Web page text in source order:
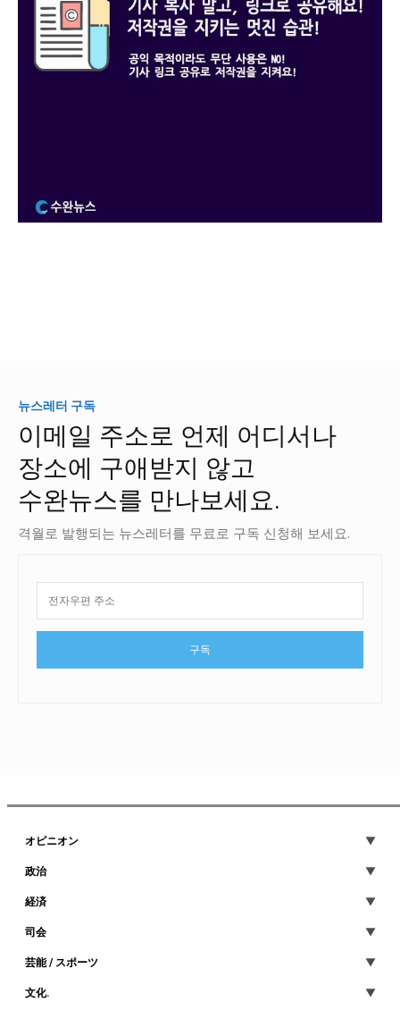
뉴스레터 구독
이메일 주소로 언제 어디서나
장소에 구애받지 않고
수완뉴스를 만나보세요.
격월로 발행되는 뉴스레터를 무료로 구독 신청해 보세요.
구독
オピニオン
政治
経済
司会
芸能 / スポーツ
文化.